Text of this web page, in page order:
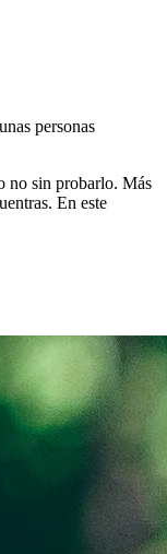
personas
no sin probarlo. Más
En este